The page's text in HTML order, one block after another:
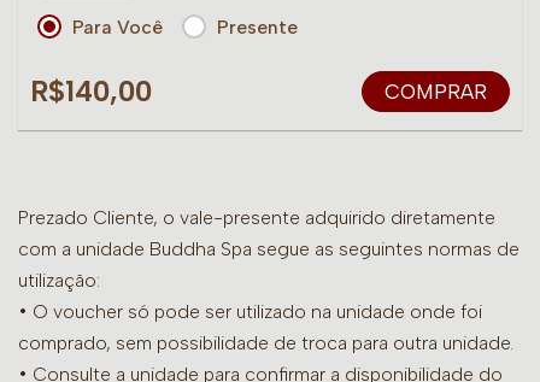
Para Você Presente
R$140,00 COMPRAR
Prezado Cliente, o vale-presente adquirido diretamente
com a unidade Buddha Spa segue as seguintes normas de
utilização:
• O voucher só pode ser utilizado na unidade onde foi
comprado, sem possibilidade de troca para outra unidade.
• Consulte a unidade para confirmar a disponibilidade do